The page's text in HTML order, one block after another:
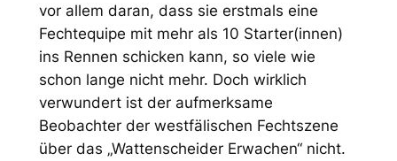
vor allem daran, dass sie erstmals eine
Fechtequipe mit mehr als 10 Starter(innen)
ins Rennen schicken kann, so viele wie
schon lange nicht mehr. Doch wirklich
verwundert ist der aufmerksame
Beobachter der westfälischen Fechtszene
über das „Wattenscheider Erwachen“ nicht.